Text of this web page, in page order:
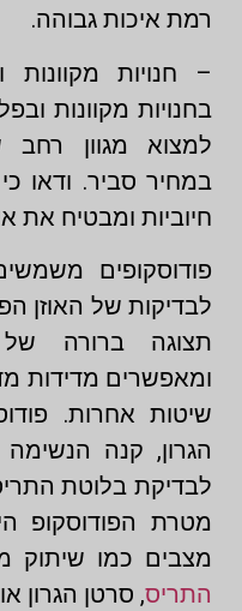
רמת איכות גבוהה.
– חנויות מקוונות
בחנויות מקוונות
למצוא מגוון
במחיר סביר. ודאו
חיוביות ומבטיח את
פודוסקופים
לבדיקות של האוזן
תצוגה ברורה
ומאפשרים מדידות
שיטות אחרות.
הגרון, קנה
לבדיקת בלוטת
מטרת הפודוסקופ
מצבים כמו שיתוק
התריס, סרטן הגרון